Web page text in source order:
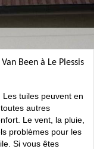
Been à Le Plessis
tuiles peuvent en
autres
Le vent, la pluie,
problèmes pour les
Si vous êtes